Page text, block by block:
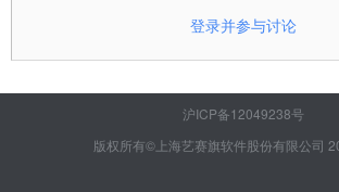
登录并参与讨论
沪ICP备12049238号
版权所有©上海艺赛旗软件股份有限公司